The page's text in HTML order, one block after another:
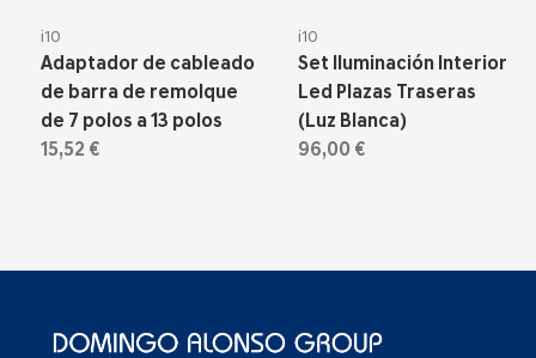
i10
Adaptador de cableado
de barra de remolque
de 7 polos a 13 polos
15,52 €
i10
Set Iluminación Interior
Led Plazas Traseras
(Luz Blanca)
96,00 €